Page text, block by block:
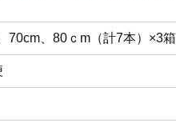
70cm、80ｃm（計7本）×3箱